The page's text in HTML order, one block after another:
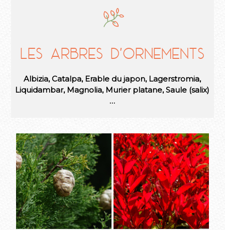
Les arbres d'ornements
Albizia, Catalpa, Erable du japon, Lagerstromia,
Liquidambar, Magnolia, Murier platane, Saule (salix)
…